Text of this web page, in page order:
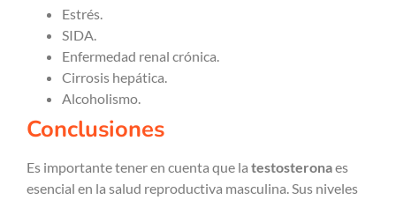
Estrés.
SIDA.
Enfermedad renal crónica.
Cirrosis hepática.
Alcoholismo.
Conclusiones
Es importante tener en cuenta que la testosteronaes
esencial en la salud reproductiva masculina. Sus niveles